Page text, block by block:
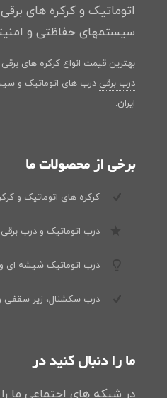
اتوماتیک و کرکره های
سیستمهای حفاظتی و
بهترین قیمت انواع کرکره های برقی
درب برقی درب های اتوماتیک و
ایران.
برخی از محصولات ما
کرکره های اتوماتیک و
درب اتوماتیک و درب برقی
درب اتوماتیک شیشه ای
درب سکشنال، زیر سقفی
ما را دنبال کنید در